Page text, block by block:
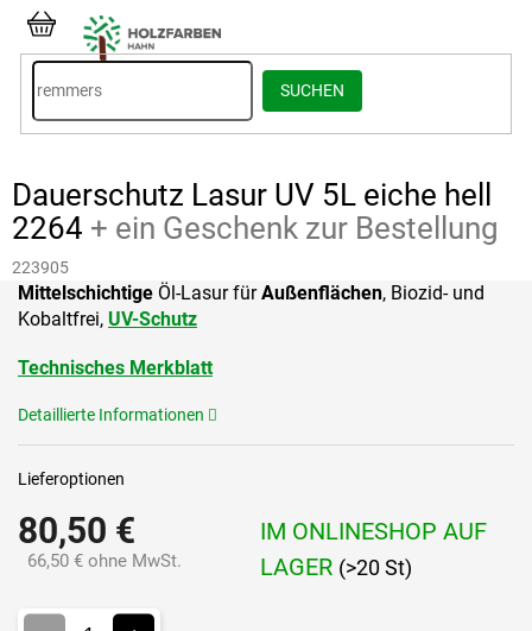
Inhalt
springen
SUCHEN
WARENKORB
Dauerschutz Lasur UV 5L eiche hell
2264 + ein Geschenk zur Bestellung
223905
80,50 €
66,50 € ohne MwSt.
IM ONLINESHOP AUF
LAGER (>20 St)
Lieferoptionen
Mittelschichtige Öl-Lasur fürAußenflächen, Biozid- und
Kobaltfrei, UV-Schutz
Technisches Merkblatt
Detaillierte Informationen